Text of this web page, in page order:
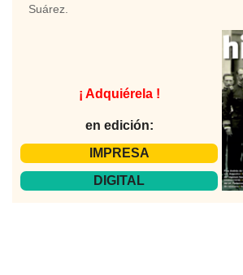
Suárez.
¡ Adquiérela !
en edición:
IMPRESA
DIGITAL